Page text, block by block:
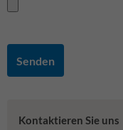
Senden
Kontaktieren Sie uns